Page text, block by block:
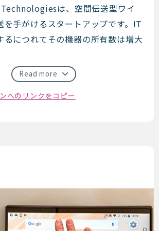
Technologies
は、空間伝送型ワイ
を手がけるスタートアップです。IT
るにつれてその機器の所有数は増大
Read more
へのリンクをコピー